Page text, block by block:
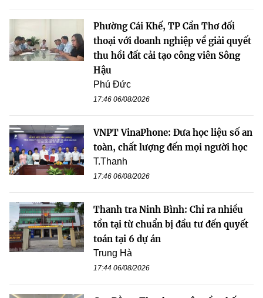
Phường Cái Khế, TP Cần Thơ đối
thoại với doanh nghiệp về giải quyết
thu hồi đất cải tạo công viên Sông
Hậu
Phú Đức
17:46 06/08/2026
VNPT VinaPhone: Đưa học liệu số an
toàn, chất lượng đến mọi người học
T.Thanh
17:46 06/08/2026
Thanh tra Ninh Bình: Chỉ ra nhiều
tồn tại từ chuẩn bị đầu tư đến quyết
toán tại 6 dự án
Trung Hà
17:44 06/08/2026